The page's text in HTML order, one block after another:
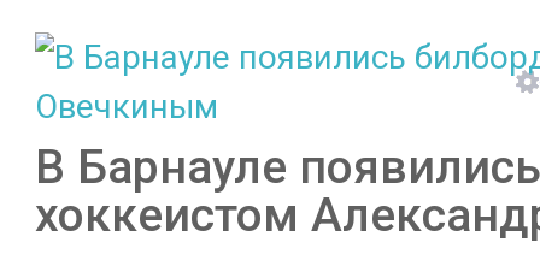
В Барнауле
хоккеистом